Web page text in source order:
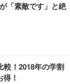
「素敵です」と絶
較！2018年の学割
！